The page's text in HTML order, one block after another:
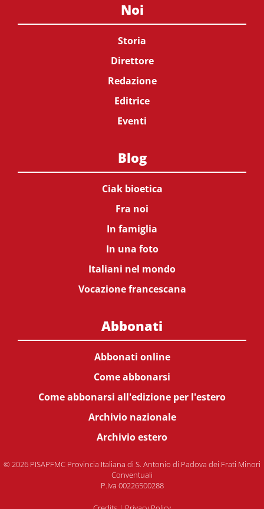
Noi
Storia
Direttore
Redazione
Editrice
Eventi
Blog
Ciak bioetica
Fra noi
In famiglia
In una foto
Italiani nel mondo
Vocazione francescana
Abbonati
Abbonati online
Come abbonarsi
Come abbonarsi all'edizione per l'estero
Archivio nazionale
Archivio estero
© 2026 PISAPFMC Provincia Italiana di S. Antonio di Padova dei Frati Minori
Conventuali
P.Iva 00226500288